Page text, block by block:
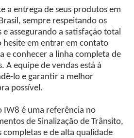
a entrega de seus produtos em
sempre respeitando os
assegurando a satisfação total
hesite em entrar em contato
e conhecer a linha completa de
A equipe de vendas está à
lo e garantir a melhor
possível.
IW8 é uma referência no
de Sinalização de Trânsito,
completas e de alta qualidade